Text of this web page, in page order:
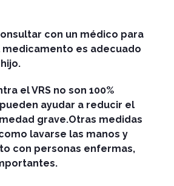
con un médico para
es adecuado
el VRS no son 100%
ayudar a reducir el
grave.Otras medidas
lavarse las manos y
con personas enfermas,